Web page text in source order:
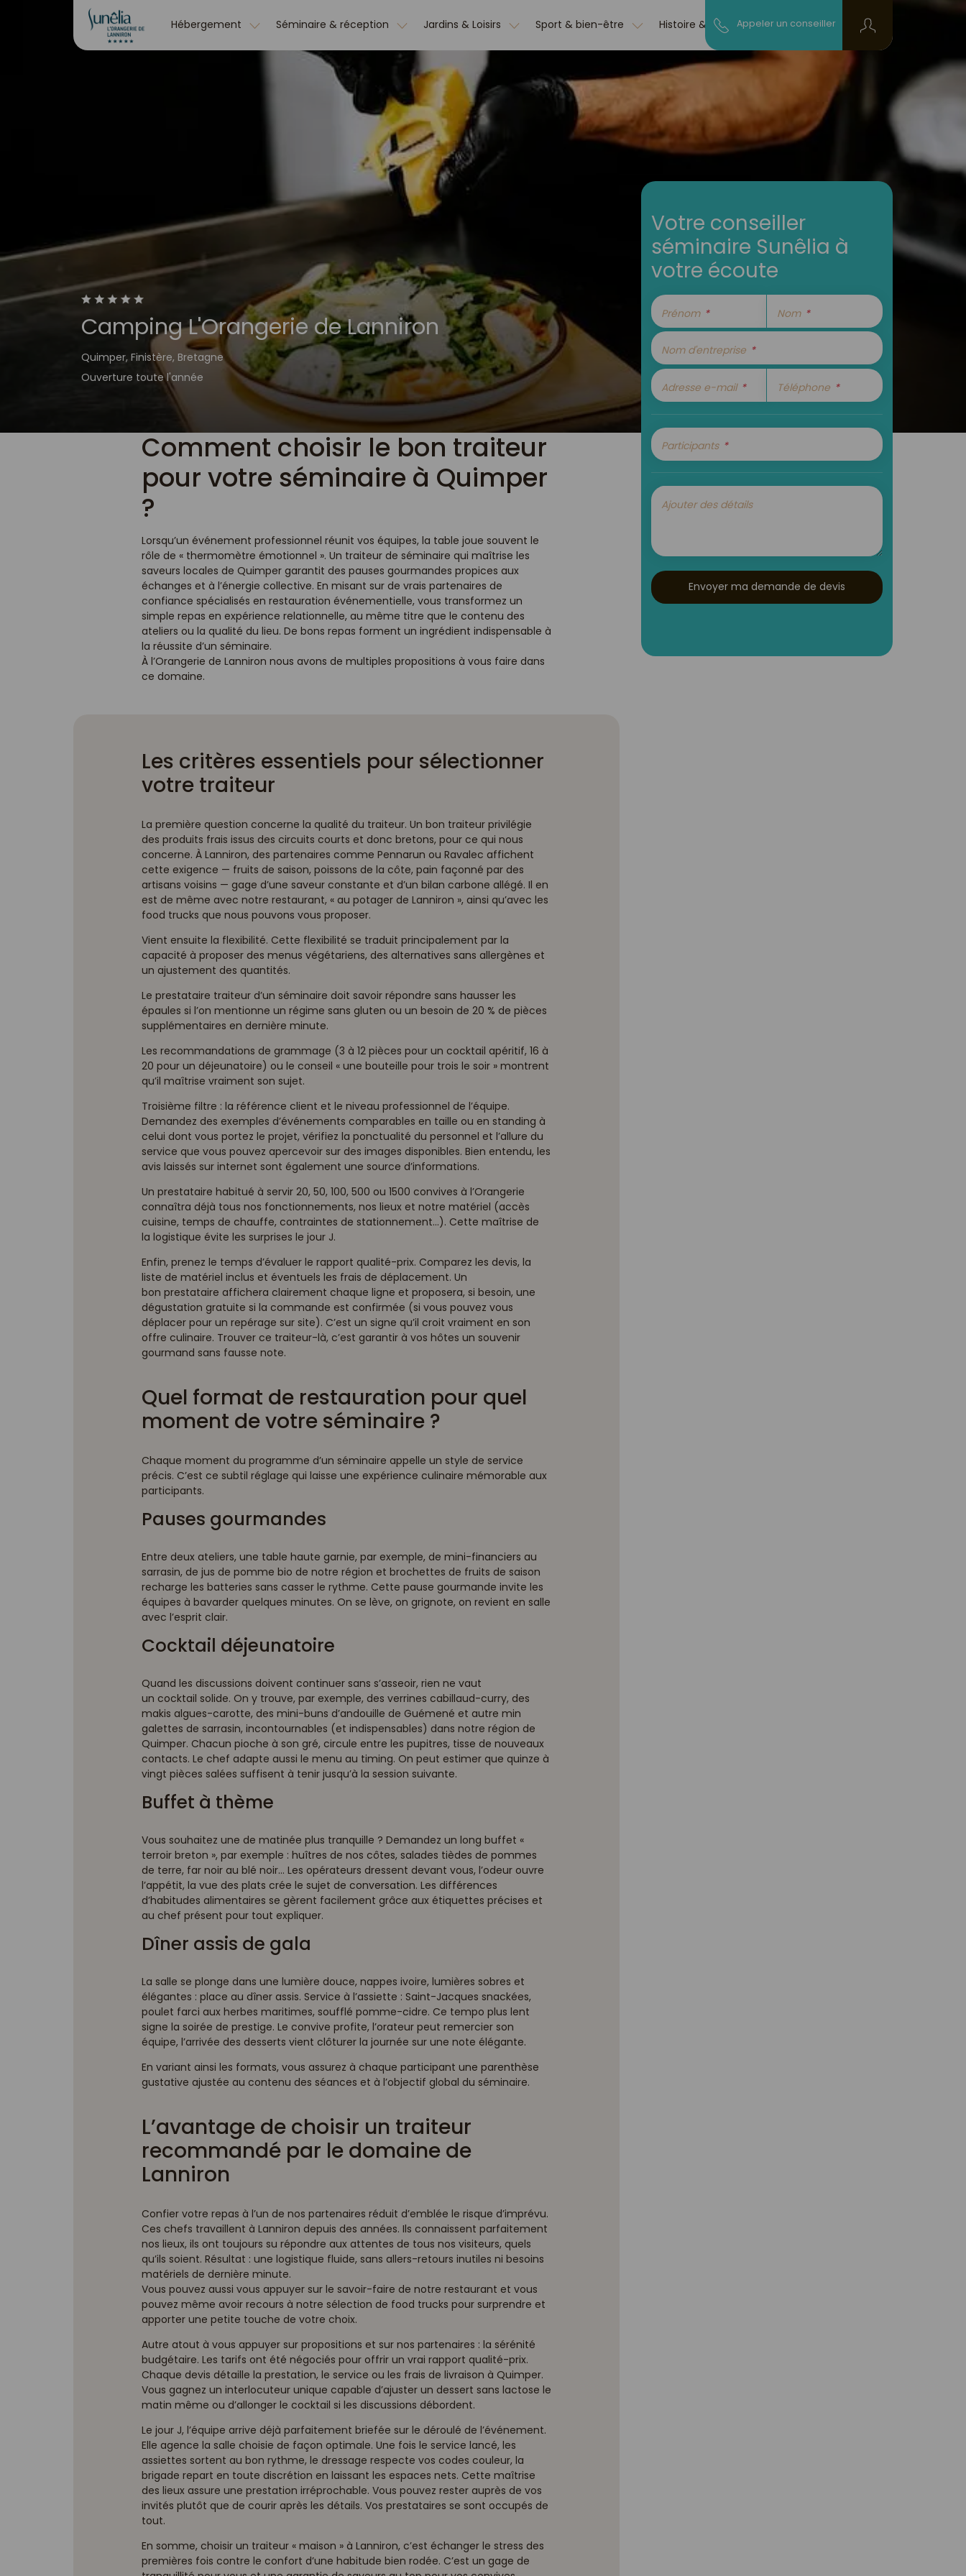
Hébergement Séminaire & réception Jardins & Loisirs Sport & bien-être Histoire & blog Appeler un conseiller
Camping L'Orangerie de Lanniron
Quimper, Finistère, Bretagne
Ouverture toute l'année
Votre conseiller
séminaire Sunêlia à
votre écoute
Prénom Nom
Nom d'entreprise
Adresse e-mail Téléphone
Participants
Ajouter des détails
Envoyer ma demande de devis
Comment choisir le bon traiteur
pour votre séminaire à Quimper
?
Lorsqu’un événement professionnel réunit vos équipes, la table joue souvent le
rôle de « thermomètre émotionnel ». Un traiteur de séminaire qui maîtrise les
saveurs locales de Quimper garantit des pauses gourmandes propices aux
échanges et à l’énergie collective. En misant sur de vrais partenaires de
confiance spécialisés en restauration événementielle, vous transformez un
simple repas en expérience relationnelle, au même titre que le contenu des
ateliers ou la qualité du lieu. De bons repas forment un ingrédient indispensable à
la réussite d’un séminaire.
À l’Orangerie de Lanniron nous avons de multiples propositions à vous faire dans
ce domaine.
Les critères essentiels pour sélectionner
votre traiteur
La première question concerne la qualité du traiteur. Un bon traiteur privilégie
des produits frais issus des circuits courts et donc bretons, pour ce qui nous
concerne. À Lanniron, des partenaires comme Pennarun ou Ravalec affichent
cette exigence — fruits de saison, poissons de la côte, pain façonné par des
artisans voisins — gage d’une saveur constante et d’un bilan carbone allégé. Il en
est de même avec notre restaurant, « au potager de Lanniron », ainsi qu’avec les
food trucks que nous pouvons vous proposer.
Vient ensuite la flexibilité. Cette flexibilité se traduit principalement par la
capacité à proposer des menus végétariens, des alternatives sans allergènes et
un ajustement des quantités.
Le prestataire traiteur d’un séminaire doit savoir répondre sans hausser les
épaules si l’on mentionne un régime sans gluten ou un besoin de 20 % de pièces
supplémentaires en dernière minute.
Les recommandations de grammage (3 à 12 pièces pour un cocktail apéritif, 16 à
20 pour un déjeunatoire) ou le conseil « une bouteille pour trois le soir » montrent
qu’il maîtrise vraiment son sujet.
Troisième filtre : la référence client et le niveau professionnel de l’équipe.
Demandez des exemples d’événements comparables en taille ou en standing à
celui dont vous portez le projet, vérifiez la ponctualité du personnel et l’allure du
service que vous pouvez apercevoir sur des images disponibles. Bien entendu, les
avis laissés sur internet sont également une source d’informations.
Un prestataire habitué à servir 20, 50, 100, 500 ou 1500 convives à l’Orangerie
connaîtra déjà tous nos fonctionnements, nos lieux et notre matériel (accès
cuisine, temps de chauffe, contraintes de stationnement…). Cette maîtrise de
la logistique évite les surprises le jour J.
Enfin, prenez le temps d’évaluer le rapport qualité-prix. Comparez les devis, la
liste de matériel inclus et éventuels les frais de déplacement. Un
bon prestataire affichera clairement chaque ligne et proposera, si besoin, une
dégustation gratuite si la commande est confirmée (si vous pouvez vous
déplacer pour un repérage sur site). C’est un signe qu’il croit vraiment en son
offre culinaire. Trouver ce traiteur-là, c’est garantir à vos hôtes un souvenir
gourmand sans fausse note.
Quel format de restauration pour quel
moment de votre séminaire ?
Chaque moment du programme d’un séminaire appelle un style de service
précis. C’est ce subtil réglage qui laisse une expérience culinaire mémorable aux
participants.
Pauses gourmandes
Entre deux ateliers, une table haute garnie, par exemple, de mini-financiers au
sarrasin, de jus de pomme bio de notre région et brochettes de fruits de saison
recharge les batteries sans casser le rythme. Cette pause gourmande invite les
équipes à bavarder quelques minutes. On se lève, on grignote, on revient en salle
avec l’esprit clair.
Cocktail déjeunatoire
Quand les discussions doivent continuer sans s’asseoir, rien ne vaut
un cocktail solide. On y trouve, par exemple, des verrines cabillaud-curry, des
makis algues-carotte, des mini-buns d’andouille de Guémené et autre min
galettes de sarrasin, incontournables (et indispensables) dans notre région de
Quimper. Chacun pioche à son gré, circule entre les pupitres, tisse de nouveaux
contacts. Le chef adapte aussi le menu au timing. On peut estimer que quinze à
vingt pièces salées suffisent à tenir jusqu’à la session suivante.
Buffet à thème
Vous souhaitez une de matinée plus tranquille ? Demandez un long buffet «
terroir breton », par exemple : huîtres de nos côtes, salades tièdes de pommes
de terre, far noir au blé noir... Les opérateurs dressent devant vous, l’odeur ouvre
l’appétit, la vue des plats crée le sujet de conversation. Les différences
d’habitudes alimentaires se gèrent facilement grâce aux étiquettes précises et
au chef présent pour tout expliquer.
Dîner assis de gala
La salle se plonge dans une lumière douce, nappes ivoire, lumières sobres et
élégantes : place au dîner assis. Service à l’assiette : Saint-Jacques snackées,
poulet farci aux herbes maritimes, soufflé pomme-cidre. Ce tempo plus lent
signe la soirée de prestige. Le convive profite, l’orateur peut remercier son
équipe, l’arrivée des desserts vient clôturer la journée sur une note élégante.
En variant ainsi les formats, vous assurez à chaque participant une parenthèse
gustative ajustée au contenu des séances et à l’objectif global du séminaire.
L’avantage de choisir un traiteur
recommandé par le domaine de
Lanniron
Confier votre repas à l’un de nos partenaires réduit d’emblée le risque d’imprévu.
Ces chefs travaillent à Lanniron depuis des années. Ils connaissent parfaitement
nos lieux, ils ont toujours su répondre aux attentes de tous nos visiteurs, quels
qu’ils soient. Résultat : une logistique fluide, sans allers-retours inutiles ni besoins
matériels de dernière minute.
Vous pouvez aussi vous appuyer sur le savoir-faire de notre restaurant et vous
pouvez même avoir recours à notre sélection de food trucks pour surprendre et
apporter une petite touche de votre choix.
Autre atout à vous appuyer sur propositions et sur nos partenaires : la sérénité
budgétaire. Les tarifs ont été négociés pour offrir un vrai rapport qualité-prix.
Chaque devis détaille la prestation, le service ou les frais de livraison à Quimper.
Vous gagnez un interlocuteur unique capable d’ajuster un dessert sans lactose le
matin même ou d’allonger le cocktail si les discussions débordent.
Le jour J, l’équipe arrive déjà parfaitement briefée sur le déroulé de l’événement.
Elle agence la salle choisie de façon optimale. Une fois le service lancé, les
assiettes sortent au bon rythme, le dressage respecte vos codes couleur, la
brigade repart en toute discrétion en laissant les espaces nets. Cette maîtrise
des lieux assure une prestation irréprochable. Vous pouvez rester auprès de vos
invités plutôt que de courir après les détails. Vos prestataires se sont occupés de
tout.
En somme, choisir un traiteur « maison » à Lanniron, c’est échanger le stress des
premières fois contre le confort d’une habitude bien rodée. C’est un gage de